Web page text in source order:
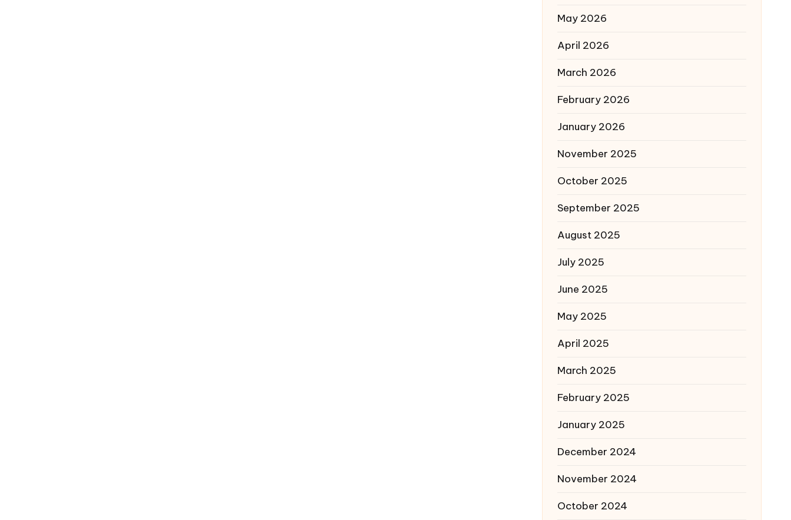
May 2026
April 2026
March 2026
February 2026
January 2026
November 2025
October 2025
September 2025
August 2025
July 2025
June 2025
May 2025
April 2025
March 2025
February 2025
January 2025
December 2024
November 2024
October 2024